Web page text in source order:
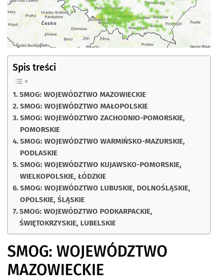
Spis treści
SMOG: WOJEWÓDZTWO MAZOWIECKIE
SMOG: WOJEWÓDZTWO MAŁOPOLSKIE
SMOG: WOJEWÓDZTWO ZACHODNIO-POMORSKIE,
POMORSKIE
SMOG: WOJEWÓDZTWO WARMIŃSKO-MAZURSKIE,
PODLASKIE
SMOG: WOJEWÓDZTWO KUJAWSKO-POMORSKIE,
WIELKOPOLSKIE, ŁÓDZKIE
SMOG: WOJEWÓDZTWO LUBUSKIE, DOLNOŚLĄSKIE,
OPOLSKIE, ŚLĄSKIE
SMOG: WOJEWÓDZTWO PODKARPACKIE,
ŚWIĘTOKRZYSKIE, LUBELSKIE
SMOG: WOJEWÓDZTWO
MAZOWIECKIE